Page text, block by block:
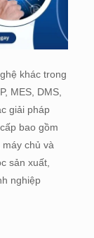
khác trong
MES, DMS,
giải pháp
bao gồm
chủ và
sản xuất,
nghiệp